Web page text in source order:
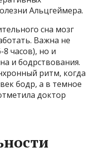
Альцгеймера.
сна мозг
Важна не
8 часов), но и
и бодрствования.
ритм, когда
бодр, а в темное
доктор